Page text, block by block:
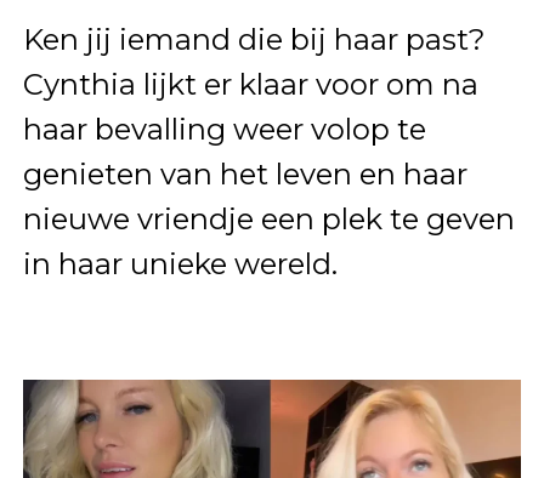
Ken jij iemand die bij haar past?
Cynthia lijkt er klaar voor om na
haar bevalling weer volop te
genieten van het leven en haar
nieuwe vriendje een plek te geven
in haar unieke wereld.